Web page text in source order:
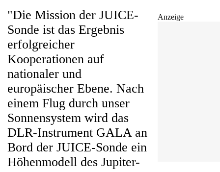
Anzeige
"Die Mission der JUICE-
Sonde ist das Ergebnis
erfolgreicher
Kooperationen auf
nationaler und
europäischer Ebene. Nach
einem Flug durch unser
Sonnensystem wird das
DLR-Instrument GALA an
Bord der JUICE-Sonde ein
Höhenmodell des Jupiter-